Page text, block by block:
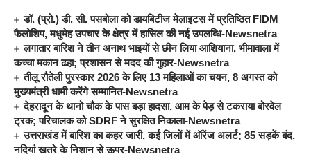
डॉ. (प्रो.) डी. सी. पसबोला को डायबिटीज मेलाइटस में प्रतिष्ठित FIDM
फैलोशिप, मधुमेह उपचार के क्षेत्र में हासिल की नई उपलब्धि-Newsnetra
लगातार बारिश ने तीन अनाथ भाइयों से छीन लिया आशियाना, भीमावाला में
कच्चा मकान ढहा; प्रशासन से मदद की गुहार-Newsnetra
तीलू रौतेली पुरस्कार 2026 के लिए 13 महिलाओं का चयन, 8 अगस्त को
मुख्यमंत्री धामी करेंगे सम्मानित-Newsnetra
देहरादून के थानो चौक के पास बड़ा हादसा, आम के पेड़ से टकराया बोरवेल
ट्रक; परिचालक को SDRF ने सुरक्षित निकाला-Newsnetra
उत्तराखंड में बारिश का कहर जारी, कई जिलों में ऑरेंज अलर्ट; 85 सड़कें बंद,
नदियां खतरे के निशान से ऊपर-Newsnetra